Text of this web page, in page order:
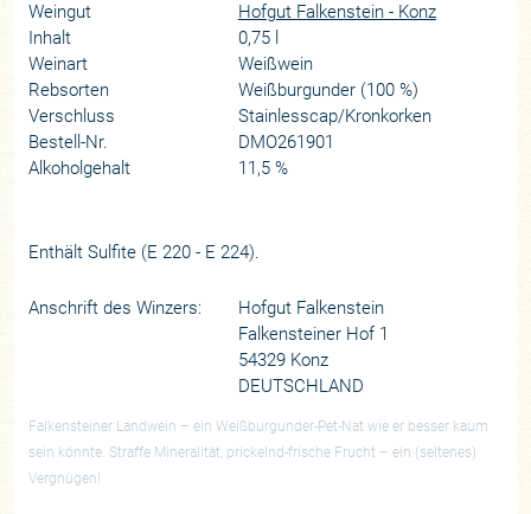
Weingut
Hofgut Falkenstein - Konz
Inhalt
0,75 l
Weinart
Weißwein
Rebsorten
Weißburgunder (100 %)
Verschluss
Stainlesscap/Kronkorken
Bestell-Nr.
DMO261901
Alkoholgehalt
11,5 %
Enthält Sulfite (E 220 - E 224).
Anschrift des Winzers:
Hofgut Falkenstein
Falkensteiner Hof 1
54329 Konz
DEUTSCHLAND
Falkensteiner Landwein – ein Weißburgunder-Pet-Nat wie er besser kaum
sein könnte. Straffe Mineralität, prickelnd-frische Frucht – ein (seltenes)
Vergnügen!